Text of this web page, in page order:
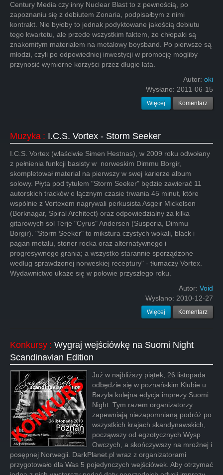
Century Media czy inny Nuclear Blast to z pewnością, po
zapoznaniu się z debiutem Zonaria, podpisałbym z nimi
kontrakt. Nie byłoby to jednak podyktowane jakością debiutu
tego kwartetu, ale przede wszystkim faktem, że chłopaki są
znakomitym materiałem na metalowy boysband. Po pierwsze są
młodzi, czyli po odpowiedniej inwestycji w promocję mogliby
przynosić wymierne korzyści przez długie lata.
Autor: oki
Wysłano: 2011-06-15
Więcej Komentarz
Muzyka : I.C.S. Vortex - Storm Seeker
I.C.S. Vortex (właściwie Simen Hestnas), w 2009 roku odwołany
z pełnienia funkcji basisty w norweskim Dimmu Borgir,
skompletował materiał na pierwszy w swej karierze album
solowy. Płyta pod tytułem "Storm Seeker" będzie zawierać 11
autorskich tracków o łącznym czasie trwania 45 minut, które
wspólnie z Vortexem nagrywali perkusista Asgeir Mickelson
(Borknagar, Spiral Architect) oraz odpowiedzialny za kilka
gitarowych sol Terje "Cyrus" Andersen (Susperia, Dimmu
Borgir). "Storm Seeker" to mikstura czystych wokali, black i
pagan metalu, stoner rocka oraz alternatywnego i
progresywnego grania; a wszystko starannie sporządzone
według sprawdzonej norweskiej receptury" - tłumaczy Vortex.
Wydawnictwo ukaże się w połowie przyszłego roku.
Autor: Void
Wysłano: 2010-12-27
Więcej Komentarz
Konkursy : Wygraj wejściówkę na Suomi Night
Scandinavian Edition
Już w najbliższy piątek, 26 listopada
odbędzie się w poznańskim Klubie u
Bazyla kolejna edycja imprezy Suomi
Night. Tym razem organizatorzy
zapewniają niezapomnianą podróż po
wszystkich krajach skandynawskich,
począwszy od egzotycznych Wysp
Owczych, a skończywszy na mroźnej i
posępnej Norwegii. DarkPlanet.pl wraz z organizatorami
przygotowało dla Was 5 pojedynczych wejściówek. Aby otrzymać